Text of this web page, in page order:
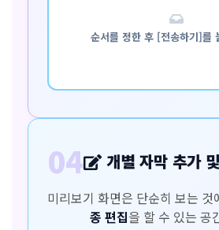
순서를 정한 후 [전송하기]를
04 개별 자막 추가
미리보기 화면은 단순히 보는 것
종 편집을 할 수 있는 공